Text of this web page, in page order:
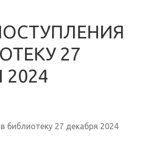
27
библиотеку 27 декабря 2024